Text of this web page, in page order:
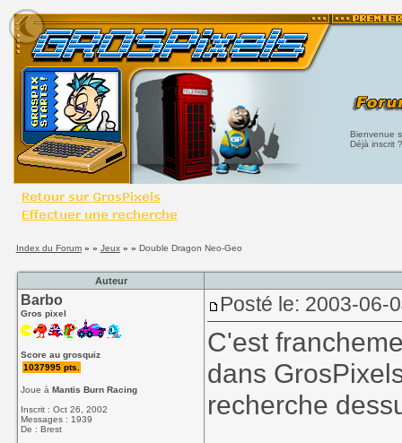
Bienvenue
Déjà inscrit
Index du Forum» » Jeux» » Double Dragon Neo-Geo
Auteur
Barbo
Gros pixel
Score au grosquiz
1037995 pts.
Joue àMantis Burn Racing
Inscrit : Oct 26, 2002
Messages : 1939
De : Brest
Posté le: 2003-06-
C'est
dans
recherche